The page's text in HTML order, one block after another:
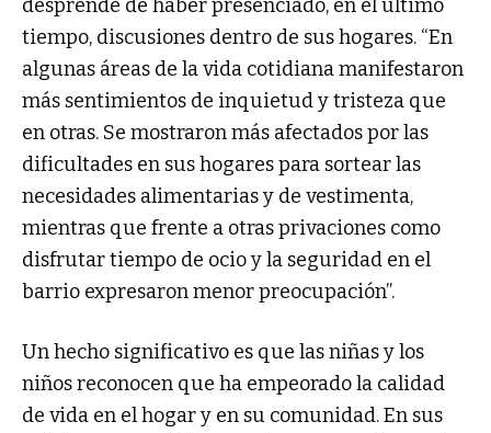
desprende de haber presenciado, en el último
tiempo, discusiones dentro de sus hogares. “En
algunas áreas de la vida cotidiana manifestaron
más sentimientos de inquietud y tristeza que
en otras. Se mostraron más afectados por las
dificultades en sus hogares para sortear las
necesidades alimentarias y de vestimenta,
mientras que frente a otras privaciones como
disfrutar tiempo de ocio y la seguridad en el
barrio expresaron menor preocupación”.
Un hecho significativo es que las niñas y los
niños reconocen que ha empeorado la calidad
de vida en el hogar y en su comunidad. En sus